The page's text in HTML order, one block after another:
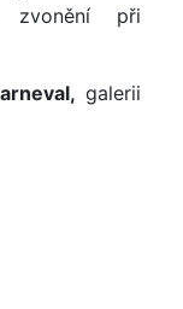
při
galerii